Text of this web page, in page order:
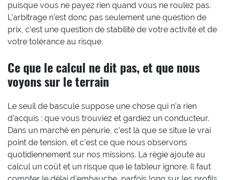
puisque vous ne payez rien quand vous ne roulez pas.
L’arbitrage n’est donc pas seulement une question de
prix, c’est une question de stabilité de votre activité et de
votre tolérance au risque.
Ce que le calcul ne dit pas, et que nous
voyons sur le terrain
Le seuil de bascule suppose une chose qui n’a rien
d’acquis : que vous trouviez et gardiez un conducteur.
Dans un marché en pénurie, c’est là que se situe le vrai
point de tension, et c’est ce que nous observons
quotidiennement sur nos missions. La régie ajoute au
calcul un coût et un risque que le tableur ignore. Il faut